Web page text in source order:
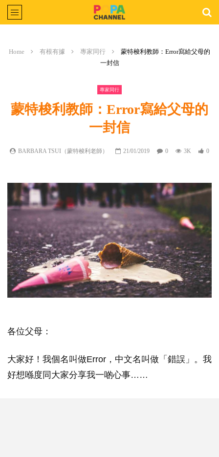
Home 有根有據 專家同行
蒙特梭利教師：Error寫給父母的
一封信
專家同行
蒙特梭利教師：Error寫給父母的
一封信
BARBARA TSUI（蒙特梭利老師） 21/01/2019 0 3K 0
各位父母：
大家好！我個名叫做Error，中文名叫做「錯誤」。我
好想喺度同大家分享我一啲心事……